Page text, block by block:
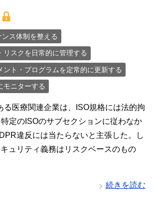
lock
ンス体制を整える
リスクを日常的に管理する
ント・プログラムを定常的に更新する
モニターする
医療関連企業は、ISO規格には法的拘
定のISOのサブセクションに従わなか
違反には当たらないと主張した。し
ュリティ義務はリスクベースのもの
続きを読む